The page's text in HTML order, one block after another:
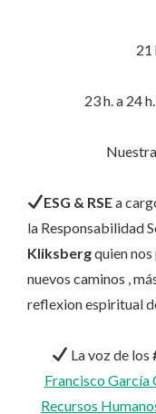
21
23 h. a 24
ESG & RSEa
la Responsabilidad
Kliksbergquien
nuevos caminos ,
reflexion espiritual
La voz de los
Francisco García
Recursos